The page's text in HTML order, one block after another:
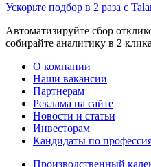
Ускорьте подбор в 2 раза с
Автоматизируйте сбор
собирайте аналитику в 2 клика
О компании
Наши вакансии
Партнерам
Реклама на сайте
Новости и статьи
Инвесторам
Кандидаты по
Производственный